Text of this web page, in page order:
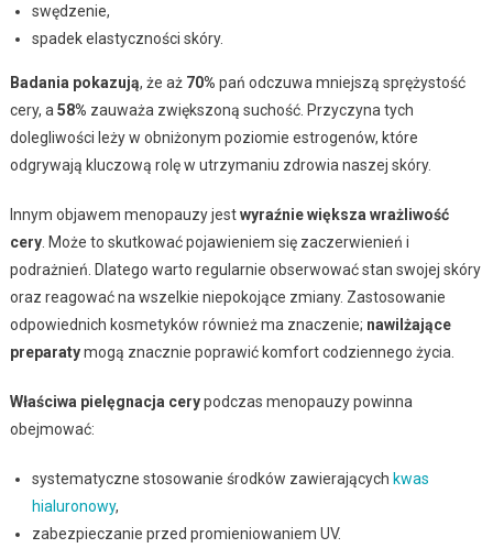
swędzenie,
spadek elastyczności skóry.
Badania pokazują, że aż 70% pań odczuwa mniejszą sprężystość
cery, a 58% zauważa zwiększoną suchość. Przyczyna tych
dolegliwości leży w obniżonym poziomie estrogenów, które
odgrywają kluczową rolę w utrzymaniu zdrowia naszej skóry.
Innym objawem menopauzy jestwyraźnie większa wrażliwość
cery. Może to skutkować pojawieniem się zaczerwienień i
podrażnień. Dlatego warto regularnie obserwować stan swojej skóry
oraz reagować na wszelkie niepokojące zmiany. Zastosowanie
odpowiednich kosmetyków również ma znaczenie; nawilżające
preparatymogą znacznie poprawić komfort codziennego życia.
Właściwa pielęgnacja cerypodczas menopauzy powinna
obejmować:
systematyczne stosowanie środków zawierających kwas
hialuronowy,
zabezpieczanie przed promieniowaniem UV.